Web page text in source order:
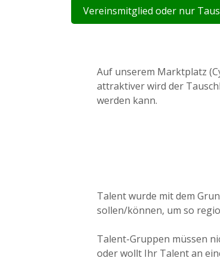
Vereinsmitglied oder nur
Auf unserem Marktplatz
attraktiver wird der
werden kann.
Talent wurde mit dem
sollen/können, um so
Talent-Gruppen müssen
oder wollt Ihr Talent an